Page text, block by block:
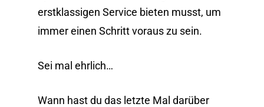
erstklassigen Service bieten musst, um
immer einen Schritt voraus zu sein.
Sei mal ehrlich…
Wann hast du das letzte Mal darüber